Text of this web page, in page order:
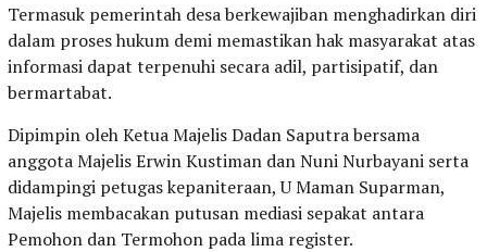
Termasuk pemerintah desa berkewajiban menghadirkan diri
dalam proses hukum demi memastikan hak masyarakat atas
informasi dapat terpenuhi secara adil, partisipatif, dan
bermartabat.
Dipimpin oleh Ketua Majelis Dadan Saputra bersama
anggota Majelis Erwin Kustiman dan Nuni Nurbayani serta
didampingi petugas kepaniteraan, U Maman Suparman,
Majelis membacakan putusan mediasi sepakat antara
Pemohon dan Termohon pada lima register.